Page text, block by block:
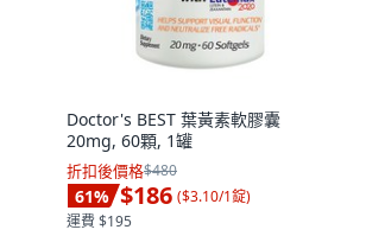
Doctor's BEST 葉黃素軟膠囊
20mg, 60顆, 1罐
折扣後價格$480
61% $186 ($3.10/1錠)
運費 $195